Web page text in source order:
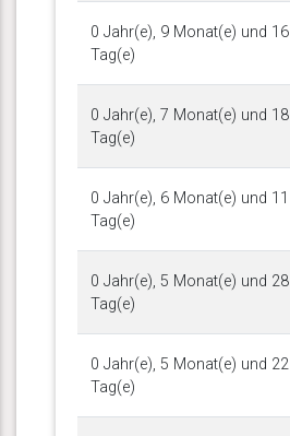
0 Jahr(e), 9 Monat(e) und 16
Tag(e)
0 Jahr(e), 7 Monat(e) und 18
Tag(e)
0 Jahr(e), 6 Monat(e) und 11
Tag(e)
0 Jahr(e), 5 Monat(e) und 28
Tag(e)
0 Jahr(e), 5 Monat(e) und 22
Tag(e)